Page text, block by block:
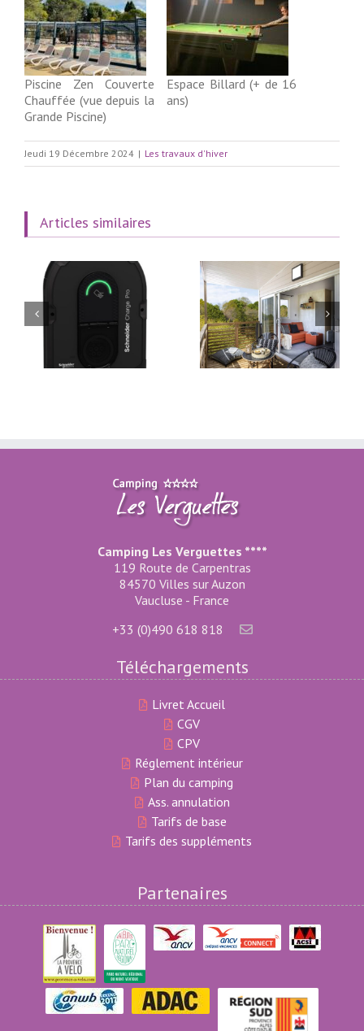
Piscine Zen Couverte
Chauffée (vue depuis la
Grande Piscine)
Espace Billard (+ de 16
ans)
Jeudi 19 Décembre 2024 | Les travaux d'hiver
Articles similaires
Les Nouveautés 2022
Les nouveautés et
travaux 2018
Camping Les Verguettes ****
119 Route de Carpentras
84570 Villes sur Auzon
Vaucluse - France
+33 (0)490 618 818
Téléchargements
Livret Accueil
CGV
CPV
Réglement intérieur
Plan du camping
Ass. annulation
Tarifs de base
Tarifs des suppléments
Partenaires